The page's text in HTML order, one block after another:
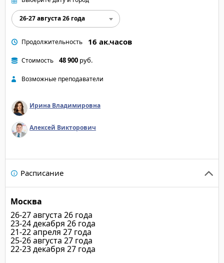
26-27 августа 26 года
Продолжительность 16 ак.часов
Стоимость 48 900 руб.
Возможные преподаватели
Ирина Владимировна
Алексей Викторович
Расписание
Москва
26-27 августа 26 года
23-24 декабря 26 года
21-22 апреля 27 года
25-26 августа 27 года
22-23 декабря 27 года